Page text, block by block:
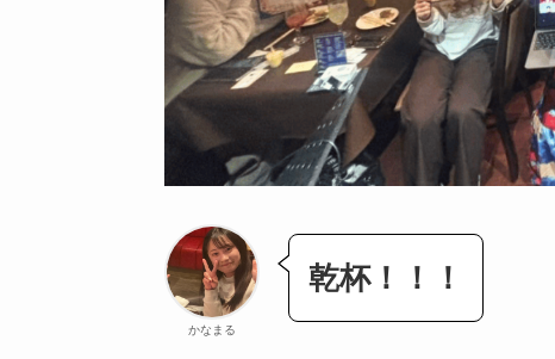
かなまる
乾杯！！！